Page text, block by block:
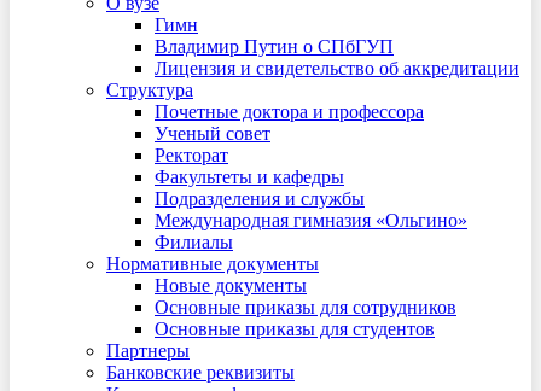
Гимн
Владимир Путин о СПбГУП
Лицензия и свидетельство об аккредитации
Структура
Почетные доктора и профессора
Ученый совет
Ректорат
Факультеты и кафедры
Подразделения и службы
Международная гимназия «Ольгино»
Филиалы
Нормативные документы
Новые документы
Основные приказы для сотрудников
Основные приказы для студентов
Партнеры
Банковские реквизиты